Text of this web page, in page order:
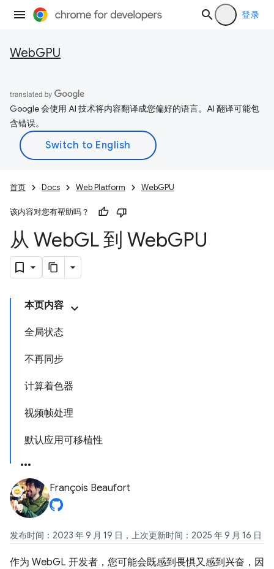
登录
WebGPU
Google 会使用 AI 技术将内容翻译成您偏好的语言。AI 翻译可能包
含错误。
首页 Docs Web Platform WebGPU
该内容对您有帮助吗？
从 WebGL 到 WebGPU
本页内容
全局状态
不再同步
计算着色器
视频帧处理
默认应用可移植性
François Beaufort
发布时间：2023 年 9 月 19 日，上次更新时间：2025 年 9 月 16 日
作为 WebGL 开发者，您可能会既感到畏惧又感到兴奋，因